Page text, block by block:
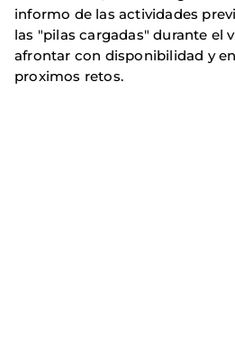
informo de las actividades
las "pilas cargadas" durante el
afrontar con disponibilidad y
proximos retos.